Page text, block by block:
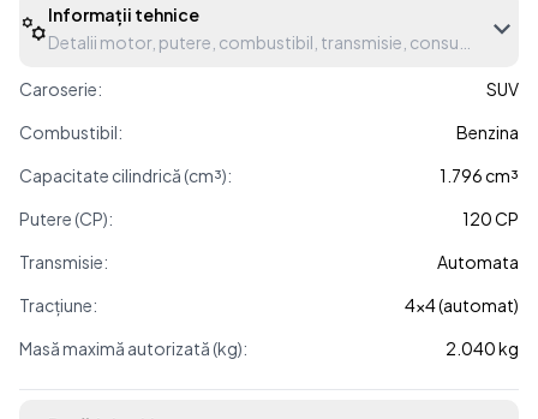
Informații tehnice
Detalii motor, putere, combustibil, transmisie, consum etc.
Caroserie:
SUV
Combustibil:
Benzina
Capacitate cilindrică (cm³):
1.796 cm³
Putere (CP):
120 CP
Transmisie:
Automata
Tracțiune:
4x4 (automat)
Masă maximă autorizată (kg):
2.040 kg